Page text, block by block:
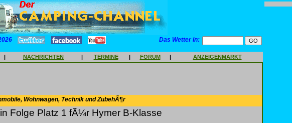
Das Wetter in:
| NACHRICHTEN | TERMINE | FORUM | ANZEIGENMARKT
Wohnwagen, Technik und ZubehÃ¶r
Folge Platz 1 fÃ¼r Hymer B-Klasse